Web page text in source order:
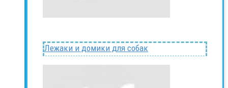
Лежаки и домики для собак